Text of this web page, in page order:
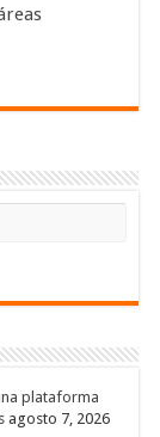
plataforma
agosto 7, 2026